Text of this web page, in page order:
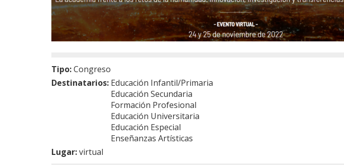
Tipo:Congreso
Destinatarios: Educación Infantil/Primaria
Educación Secundaria
Formación Profesional
Educación Universitaria
Educación Especial
Enseñanzas Artísticas
Lugar:virtual